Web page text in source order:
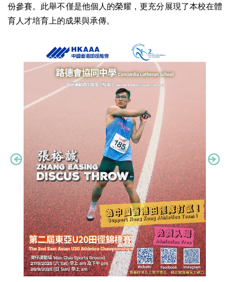
份參賽。此舉不僅是他個人的榮耀，更充分展現了本校在體
育人才培育上的成果與承傳。